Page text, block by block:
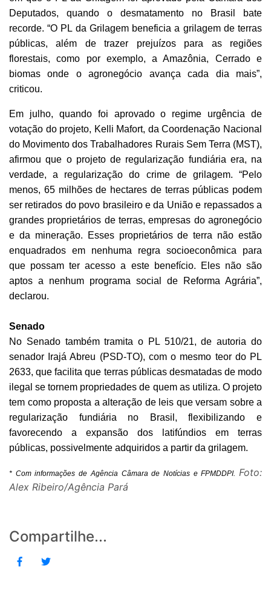
Deputados, quando o desmatamento no Brasil bate
recorde. “O PL da Grilagem beneficia a grilagem de terras
públicas, além de trazer prejuízos para as regiões
florestais, como por exemplo, a Amazônia, Cerrado e
biomas onde o agronegócio avança cada dia mais”,
criticou.
Em julho, quando foi aprovado o regime urgência de
votação do projeto, Kelli Mafort, da Coordenação Nacional
do Movimento dos Trabalhadores Rurais Sem Terra (MST),
afirmou que o projeto de regularização fundiária era, na
verdade, a regularização do crime de grilagem. “Pelo
menos, 65 milhões de hectares de terras públicas podem
ser retirados do povo brasileiro e da União e repassados a
grandes proprietários de terras, empresas do agronegócio
e da mineração. Esses proprietários de terra não estão
enquadrados em nenhuma regra socioeconômica para
que possam ter acesso a este benefício. Eles não são
aptos a nenhum programa social de Reforma Agrária”,
declarou.
Senado
No Senado também tramita o PL 510/21, de autoria do
senador Irajá Abreu (PSD-TO), com o mesmo teor do PL
2633, que facilita que terras públicas desmatadas de modo
ilegal se tornem propriedades de quem as utiliza. O projeto
tem como proposta a alteração de leis que versam sobre a
regularização fundiária no Brasil, flexibilizando e
favorecendo a expansão dos latifúndios em terras
públicas, possivelmente adquiridos a partir da grilagem.
* Com informações de Agência Câmara de Notícias e FPMDDPI. Foto:
Alex Ribeiro/Agência Pará
Compartilhe...